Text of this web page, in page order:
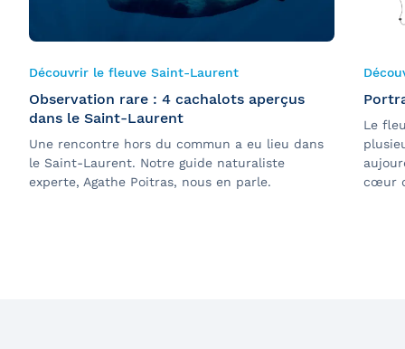
Découvrir le fleuve Saint-Laurent
Observation rare : 4 cachalots aperçus
dans le Saint-Laurent
Une rencontre hors du commun a eu lieu dans
le Saint-Laurent. Notre guide naturaliste
experte, Agathe Poitras, nous en parle.
Le
cœur